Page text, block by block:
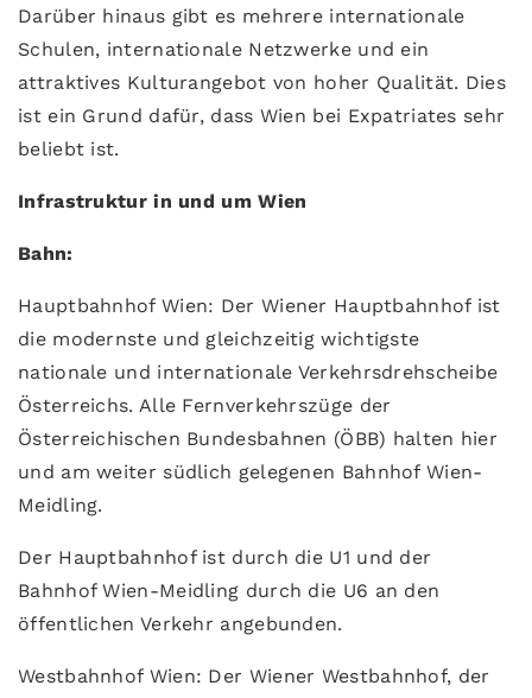
Darüber hinaus gibt es mehrere internationale
Schulen, internationale Netzwerke und ein
attraktives Kulturangebot von hoher Qualität. Dies
ist ein Grund dafür, dass Wien bei Expatriates sehr
beliebt ist.
Infrastruktur in und um Wien
Bahn:
Hauptbahnhof Wien: Der Wiener Hauptbahnhof ist
die modernste und gleichzeitig wichtigste
nationale und internationale Verkehrsdrehscheibe
Österreichs. Alle Fernverkehrszüge der
Österreichischen Bundesbahnen (ÖBB) halten hier
und am weiter südlich gelegenen Bahnhof Wien-
Meidling.
Der Hauptbahnhof ist durch die U1 und der
Bahnhof Wien-Meidling durch die U6 an den
öffentlichen Verkehr angebunden.
Westbahnhof Wien: Der Wiener Westbahnhof, der